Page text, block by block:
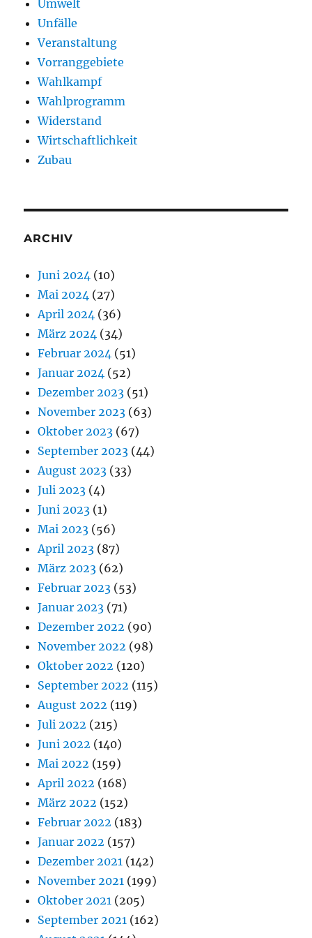
Umwelt
Unfälle
Veranstaltung
Vorranggebiete
Wahlkampf
Wahlprogramm
Widerstand
Wirtschaftlichkeit
Zubau
ARCHIV
Juni 2024 (10)
Mai 2024 (27)
April 2024 (36)
März 2024 (34)
Februar 2024 (51)
Januar 2024 (52)
Dezember 2023 (51)
November 2023 (63)
Oktober 2023 (67)
September 2023 (44)
August 2023 (33)
Juli 2023 (4)
Juni 2023 (1)
Mai 2023 (56)
April 2023 (87)
März 2023 (62)
Februar 2023 (53)
Januar 2023 (71)
Dezember 2022 (90)
November 2022 (98)
Oktober 2022 (120)
September 2022 (115)
August 2022 (119)
Juli 2022 (215)
Juni 2022 (140)
Mai 2022 (159)
April 2022 (168)
März 2022 (152)
Februar 2022 (183)
Januar 2022 (157)
Dezember 2021 (142)
November 2021 (199)
Oktober 2021 (205)
September 2021 (162)